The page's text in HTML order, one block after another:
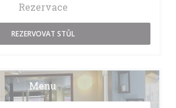
Rezervace
REZERVOVAT STŮL
Menu